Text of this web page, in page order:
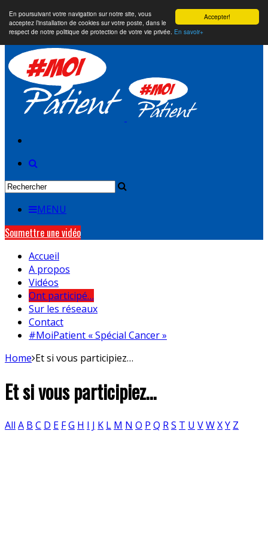
Accepter!
En poursuivant votre navigation sur notre site, vous
acceptez l’installation de cookies sur votre poste, dans le
respect de notre politique de protection de votre vie privée. En savoir+
MENU
Soumettre une vidéo
Accueil
A propos
Vidéos
Ont participé…
Sur les réseaux
Contact
#MoiPatient « Spécial Cancer »
Home Et si vous participiez…
Et si vous participiez…
All A B C D E FG H I J K L M N O P Q RS T U VWXY Z